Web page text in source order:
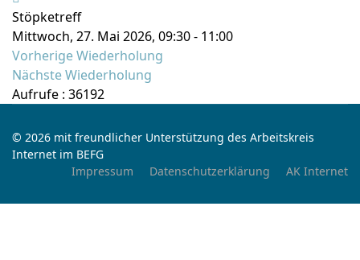
Stöpketreff
Mittwoch, 27. Mai 2026, 09:30 - 11:00
Vorherige Wiederholung
Nächste Wiederholung
Aufrufe : 36192
© 2026 mit freundlicher Unterstützung des Arbeitskreis
Internet im BEFG
Impressum
Datenschutzerklärung AK Internet